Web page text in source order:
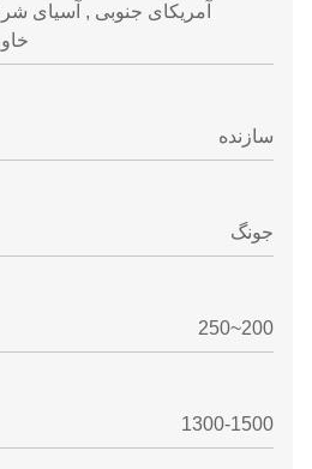
آمریکای جنوبی , آسیای
سازنده
جونگ
200~250
1300-1500